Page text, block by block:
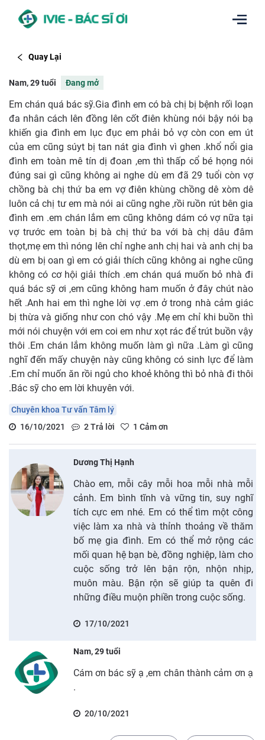
Quay Lại
Nam, 29 tuổi Đang mở
Em chán quá bác sỹ.Gia đình em có bà chị bị bệnh rối loạn
đa nhân cách lên đồng lên cốt điên khùng nói bậy nói bạ
khiến gia đình em lục đục em phải bỏ vợ còn con em út
của em cũng súyt bị tan nát gia đình vì ghen .khổ nổi gia
đình em toàn mê tín dị đoan ,em thì thấp cổ bé họng nói
đúng sai gì cũng không ai nghe dù em đã 29 tuổi còn vợ
chồng bà chị thứ ba em vợ điên khùng chồng dê xòm dê
luôn cả chị tư em mà nói ai cũng nghe ,rồi ruồn rút bên gia
đình em .em chán lắm em cũng không dám có vợ nữa tại
vợ trước em toàn bị bà chị thứ ba với bà chị dâu đâm
thọt,mẹ em thì nóng lên chỉ nghe anh chị hai và anh chị ba
dù em bị oan gì em có giải thích cũng không ai nghe cũng
không có cơ hội giải thích .em chán quá muốn bỏ nhà đi
quá bác sỹ ơi ,em cũng không ham muốn ở đây chút nào
hết .Anh hai em thì nghe lời vợ .em ở trong nhà cảm giác
bị thừa và giống như con chó vậy .Mẹ em chỉ khi buồn thì
mới nói chuyện với em coi em như xọt rác để trút buồn vậy
thôi .Em chán lắm không muốn làm gì nữa .Làm gì cũng
nghĩ đến mấy chuyện này cũng không có sinh lực để làm
.Em chỉ muốn ăn rồi ngủ cho khoẻ không thì bỏ nhà đi thôi
.Bác sỹ cho em lời khuyên với.
Chuyên khoa Tư vấn Tâm lý
16/10/2021
2Trả lời 1 Cảm ơn
Dương Thị Hạnh
Chào em, mỗi cây mỗi hoa mỗi nhà mỗi
cảnh. Em bình tĩnh và vững tin, suy nghĩ
tích cực em nhé. Em có thể tìm một công
việc làm xa nhà và thỉnh thoảng về thăm
bố mẹ gia đình. Em có thể mở rộng các
mối quan hệ bạn bè, đồng nghiệp, làm cho
cuộc sống trở lên bận rộn, nhộn nhịp,
muôn màu. Bận rộn sẽ giúp ta quên đi
những điều muộn phiền trong cuộc sống.
17/10/2021
Nam, 29 tuổi
Cám ơn bác sỹ ạ ,em chân thành cảm ơn ạ
.
20/10/2021